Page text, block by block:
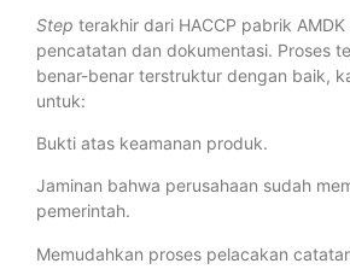
Step terakhir dari HACCP pabrik
pencatatan dan dokumentasi. Proses
benar-benar terstruktur dengan baik,
untuk:
Bukti atas keamanan produk.
Jaminan bahwa perusahaan sudah
pemerintah.
Memudahkan proses pelacakan